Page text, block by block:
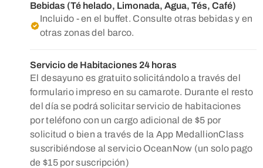
Bebidas (Té helado, Limonada, Agua, Tés, Café)
Incluido - en el buffet. Consulte otras bebidas y en
otras zonas del barco.
Servicio de Habitaciones 24 horas
El desayuno es gratuito solicitándolo a través del
formulario impreso en su camarote. Durante el resto
del día se podrá solicitar servicio de habitaciones
por teléfono con un cargo adicional de $5 por
solicitud o bien a través de la App MedallionClass
suscribiéndose al servicio OceanNow (un solo pago
de $15 por suscripción)